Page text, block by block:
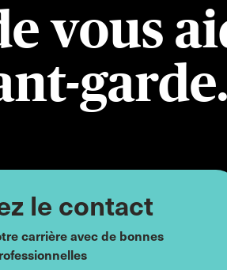
vous
garde.
le contact
carrière avec de bonnes